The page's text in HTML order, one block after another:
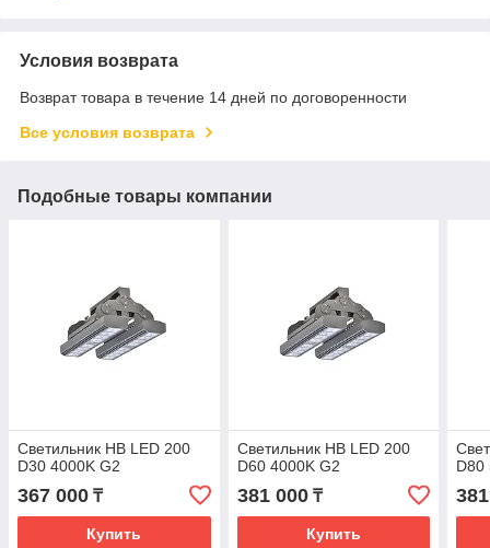
Условия возврата
Возврат товара в течение 14 дней по договоренности
Все условия возврата
Подобные товары компании
Светильник HB LED 200
D30 4000K G2
367 000 ₸
Купить
Светильник HB LED 200
D60 4000K G2
381 000₸
Купить
D80